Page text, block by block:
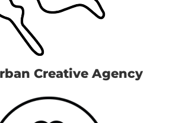
Creative Agency